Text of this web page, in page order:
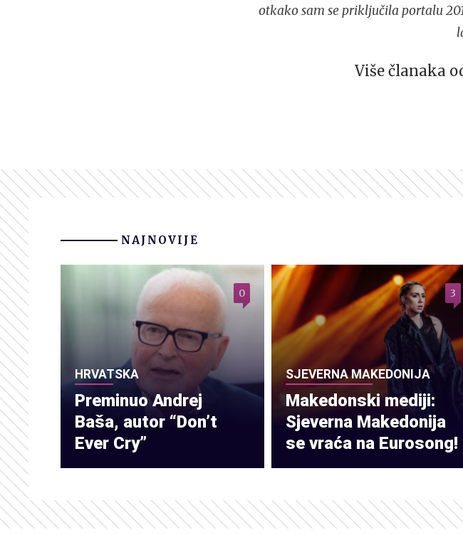
otkako sam se priključila portalu
Više članaka
NAJNOVIJE
HRVATSKA
Preminuo Andrej
Baša, autor “Don’t
Ever Cry”
0
SJEVERNA MAKEDONIJA
Makedonski mediji:
Sjeverna Makedonija
se vraća na Eurosong!
3